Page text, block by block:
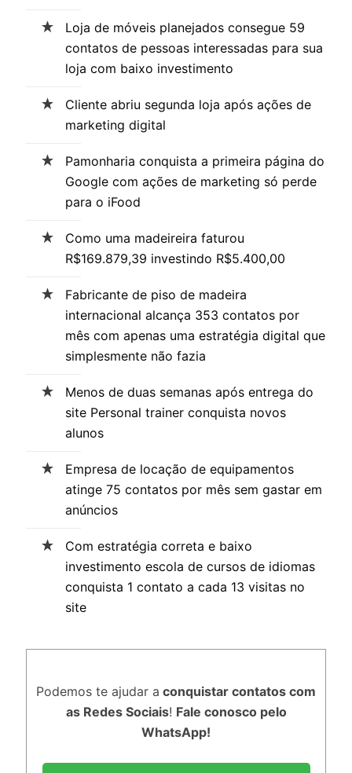
Loja de móveis planejados consegue 59
contatos de pessoas interessadas para sua
loja com baixo investimento
Cliente abriu segunda loja após ações de
marketing digital
Pamonharia conquista a primeira página do
Google com ações de marketing só perde
para o iFood
Como uma madeireira faturou
R$169.879,39 investindo R$5.400,00
Fabricante de piso de madeira
internacional alcança 353 contatos por
mês com apenas uma estratégia digital que
simplesmente não fazia
Menos de duas semanas após entrega do
site Personal trainer conquista novos
alunos
Empresa de locação de equipamentos
atinge 75 contatos por mês sem gastar em
anúncios
Com estratégia correta e baixo
investimento escola de cursos de idiomas
conquista 1 contato a cada 13 visitas no
site
Podemos te ajudar a conquistar contatos com
as Redes Sociais! Fale conosco pelo
WhatsApp!